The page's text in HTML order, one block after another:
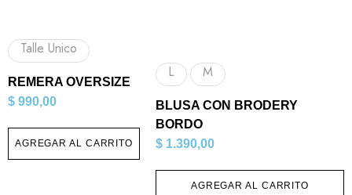
Talle Unico
REMERA OVERSIZE
$ 990,00
AGREGAR AL CARRITO
L M
BLUSA CON BRODERY
BORDO
$ 1.390,00
AGREGAR AL CARRITO